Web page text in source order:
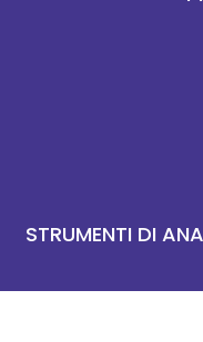
STRUMENTI DI